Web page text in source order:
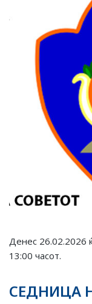
Денес 26.02.2026
13:00 часот.
СЕДНИЦА